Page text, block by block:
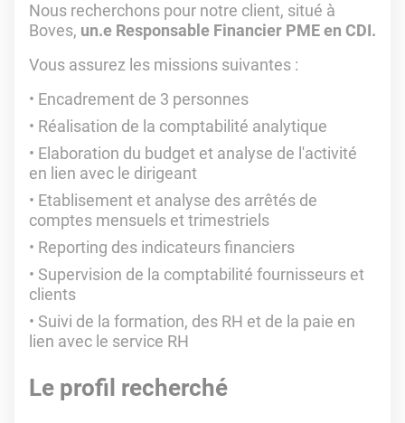
Nous recherchons pour notre client, situé à
Boves, un.e Responsable Financier PME en CDI.
Vous assurez les missions suivantes :
Encadrement de 3 personnes
Réalisation de la comptabilité analytique
Elaboration du budget et analyse de l'activité
en lien avec le dirigeant
Etablisement et analyse des arrêtés de
comptes mensuels et trimestriels
Reporting des indicateurs financiers
Supervision de la comptabilité fournisseurs et
clients
Suivi de la formation, des RH et de la paie en
lien avec le service RH
Le profil recherché